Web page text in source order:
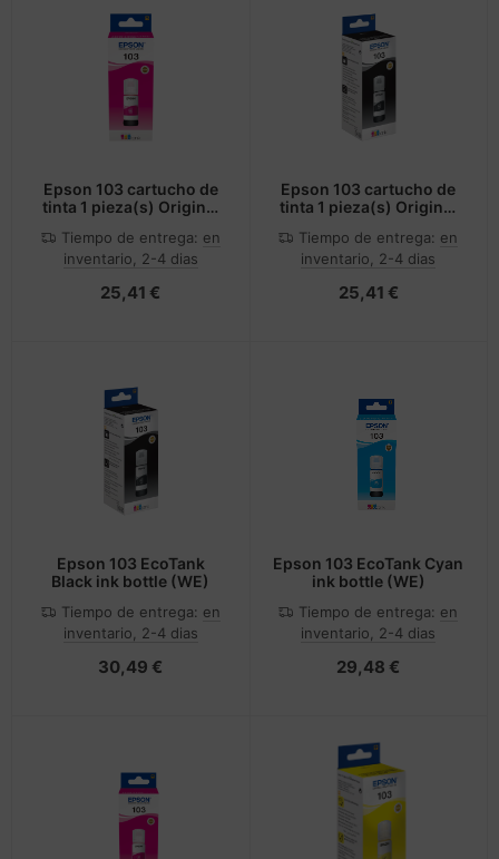
Epson 103 cartucho de
tinta 1 pieza(s) Original
Tiempo de entrega: en
inventario, 2-4 dias
25,41 €
Epson 103 cartucho de
tinta 1 pieza(s) Original
Tiempo de entrega: en
inventario, 2-4 dias
25,41 €
Epson 103 EcoTank
Black ink bottle (WE)
Tiempo de entrega: en
inventario, 2-4 dias
30,49 €
Epson 103 EcoTank Cyan
ink bottle (WE)
Tiempo de entrega: en
inventario, 2-4 dias
29,48 €